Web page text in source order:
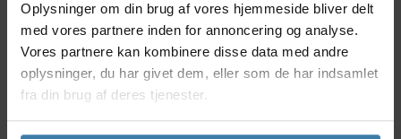
Oplysninger om din brug af vores hjemmeside bliver delt
med vores partnere inden for annoncering og analyse.
Vores partnere kan kombinere disse data med andre
oplysninger, du har givet dem, eller som de har indsamlet
fra din brug af deres tjenester.
Dette telt er ideelt, hvis du har brug, at skulle gå en
længere distance med det, da det kun vejer 2,8 kg.
På trods af teltets lethed er der stadig god plads til 3
personer, samt et opholdsrum til madlavning eller